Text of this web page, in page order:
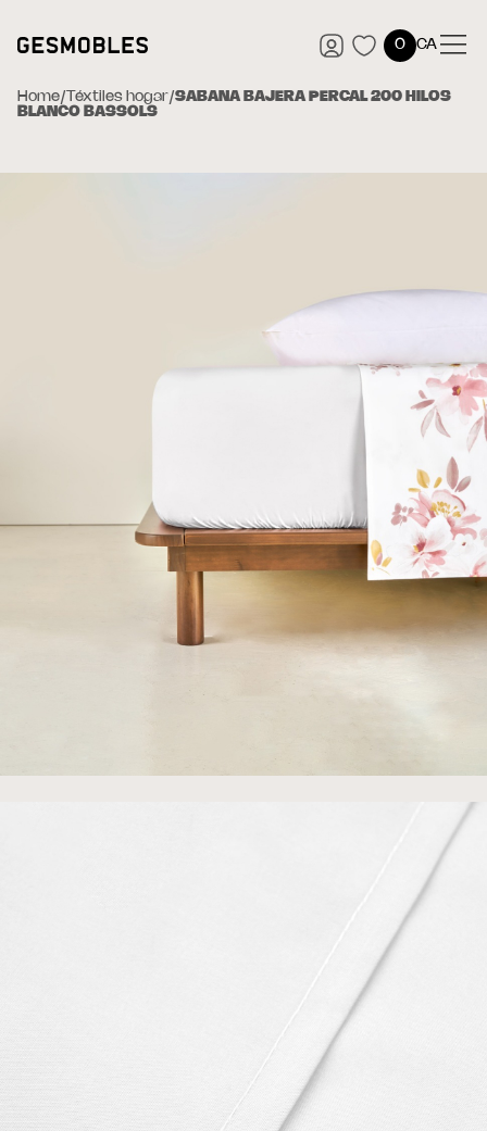
0 CA
Home/ Téxtiles hogar/SABANA BAJERA PERCAL 200 HILOS
BLANCO BASSOLS